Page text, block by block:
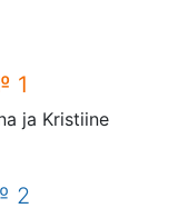
1
ja Kristiine
2